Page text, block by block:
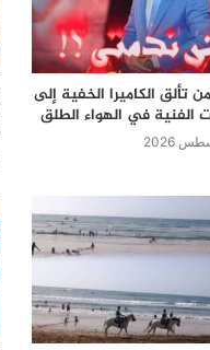
تألق الكاميرا الخفية إلى
الفنية في الهواء الطلق